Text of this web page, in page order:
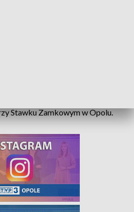
Stawku Zamkowym w Opolu.